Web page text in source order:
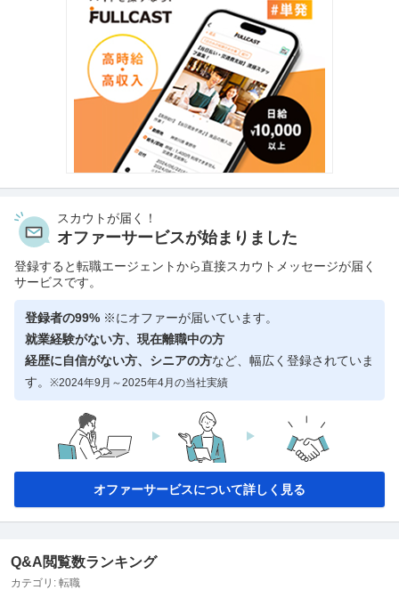
スカウトが届く！
オファーサービスが始まりました
登録すると転職エージェントから直接スカウトメッセージが届く
サービスです。
登録者の99% ※にオファーが届いています。
就業経験がない方、現在離職中の方
経歴に自信がない方、シニアの方など、幅広く登録されていま
す。 ※2024年9月～2025年4月の当社実績
オファーサービスについて詳しく見る
Q&A閲覧数ランキング
カテゴリ: 転職